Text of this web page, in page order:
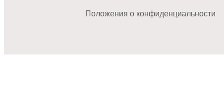
Положения о конфиденциальности